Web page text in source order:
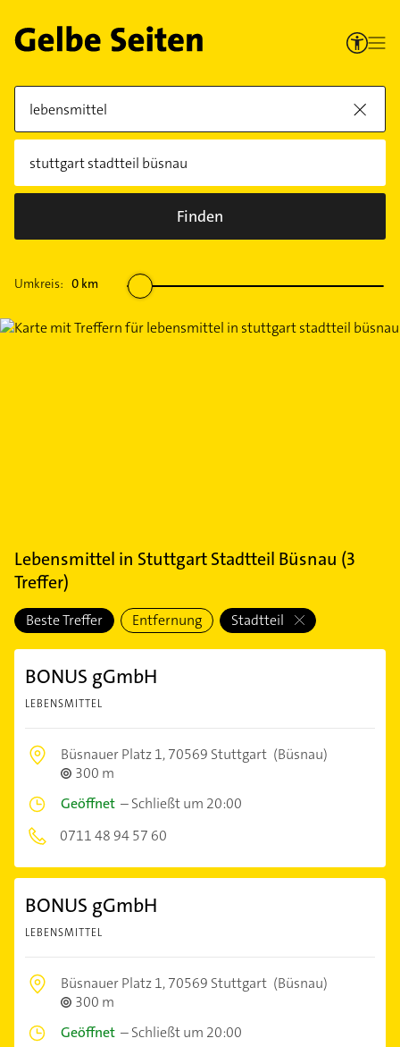
Finden
Umkreis: 0 km
Lebensmittel in Stuttgart Stadtteil Büsnau (3
Treffer)
Beste Treffer Entfernung Stadtteil
BONUS gGmbH
LEBENSMITTEL
Büsnauer Platz 1,70569 Stuttgart (Büsnau)
300 m
Geöffnet –Schließt um 20:00
0711 48 94 57 60
BONUS gGmbH
LEBENSMITTEL
Büsnauer Platz 1,70569 Stuttgart (Büsnau)
300 m
Geöffnet –Schließt um 20:00